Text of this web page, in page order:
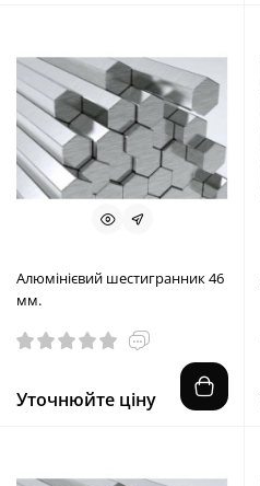
Алюмінієвий шестигранник 46
мм.
Уточнюйте ціну